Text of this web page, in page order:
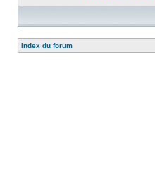
Index du forum